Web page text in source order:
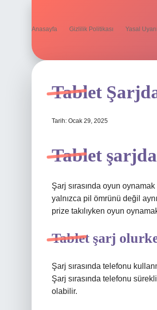
Anasayfa Gizlilik Politikası Yasal Uyarı
Tablet
Tarih: Ocak 29, 2025
Tablet
Şarj sırasında oyun
yalnızca pil ömrünü değil
prize takılıyken oyun
Tablet şarj
Şarj sırasında telefonu
Şarj sırasında telefonu
olabilir.